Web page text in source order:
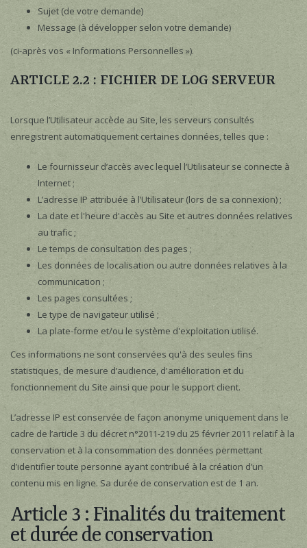
Sujet (de votre demande)
Message (à développer selon votre demande)
(ci-après vos « Informations Personnelles »).
ARTICLE 2.2 : FICHIER DE LOG SERVEUR
Lorsque l’Utilisateur accède au Site, les serveurs consultés
enregistrent automatiquement certaines données, telles que :
Le fournisseur d’accès avec lequel l’Utilisateur se connecte à
Internet ;
L’adresse IP attribuée à l’Utilisateur (lors de sa connexion) ;
La date et l'heure d'accès au Site et autres données relatives
au trafic ;
Le temps de consultation des pages ;
Les données de localisation ou autre données relatives à la
communication ;
Les pages consultées ;
Le type de navigateur utilisé ;
La plate-forme et/ou le système d'exploitation utilisé.
Ces informations ne sont conservées qu'à des seules fins
statistiques, de mesure d’audience, d'amélioration et du
fonctionnement du Site ainsi que pour le support client.
L’adresse IP est conservée de façon anonyme uniquement dans le
cadre de l’article 3 du décret n°2011-219 du 25 février 2011 relatif à la
conservation et à la consommation des données permettant
d’identifier toute personne ayant contribué à la création d’un
contenu mis en ligne. Sa durée de conservation est de 1 an.
Article 3 : Finalités du traitement
et durée de conservation